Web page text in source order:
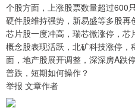
个股方面，上涨股票数量超过600
硬件股维持强势，新易盛等多股再
芯片股一度冲高，瑞芯微涨停，
概念股表现活跃，北矿科技涨停
面，地产股展开调整，深深房A跌
普跌，短期如何操作？
举报 文章作者